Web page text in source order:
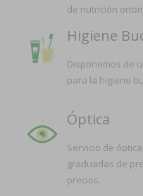
de nutrición
Higiene
Disponemos de
para la higiene
Óptica
Servicio de
graduadas de
precios.